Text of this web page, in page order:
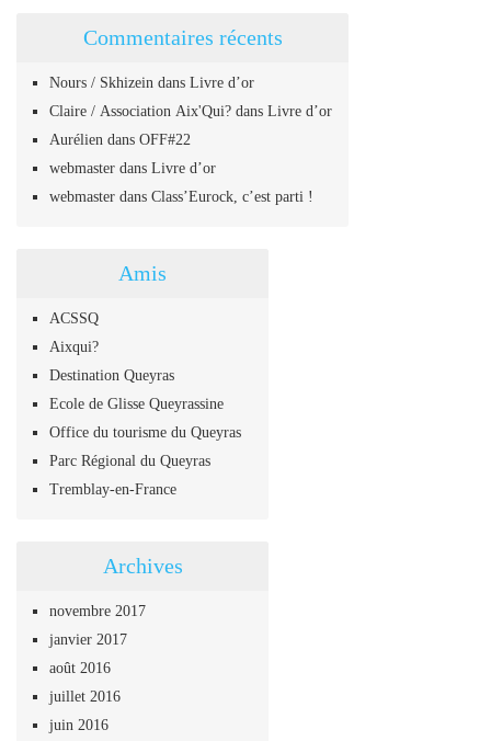
Commentaires récents
Nours / Skhizein dans Livre d’or
Claire / Association Aix'Qui? dans Livre d’or
Aurélien dans OFF#22
webmaster dans Livre d’or
webmaster dans Class’Eurock, c’est parti !
Amis
ACSSQ
Aixqui?
Destination Queyras
Ecole de Glisse Queyrassine
Office du tourisme du Queyras
Parc Régional du Queyras
Tremblay-en-France
Archives
novembre 2017
janvier 2017
août 2016
juillet 2016
juin 2016